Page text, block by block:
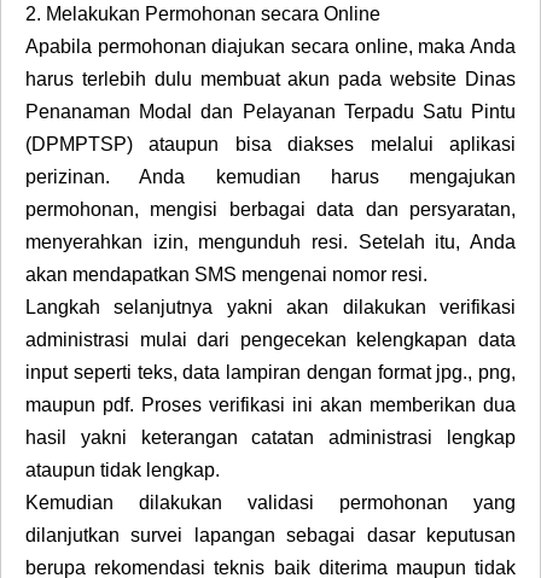
2. Melakukan Permohonan secara Online
Apabila permohonan diajukan secara online, maka Anda
harus terlebih dulu membuat akun pada website Dinas
Penanaman Modal dan Pelayanan Terpadu Satu Pintu
(DPMPTSP) ataupun bisa diakses melalui aplikasi
perizinan. Anda kemudian harus mengajukan
permohonan, mengisi berbagai data dan persyaratan,
menyerahkan izin, mengunduh resi. Setelah itu, Anda
akan mendapatkan SMS mengenai nomor resi.
Langkah selanjutnya yakni akan dilakukan verifikasi
administrasi mulai dari pengecekan kelengkapan data
input seperti teks, data lampiran dengan format jpg., png,
maupun pdf. Proses verifikasi ini akan memberikan dua
hasil yakni keterangan catatan administrasi lengkap
ataupun tidak lengkap.
Kemudian dilakukan validasi permohonan yang
dilanjutkan survei lapangan sebagai dasar keputusan
berupa rekomendasi teknis baik diterima maupun tidak